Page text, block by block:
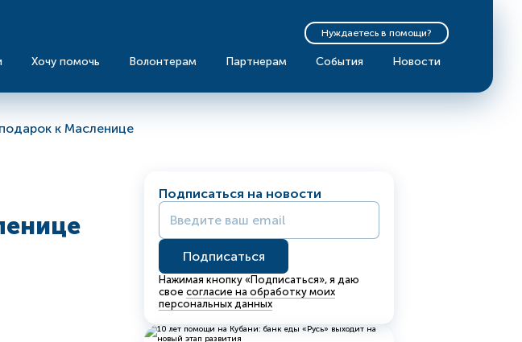
Нуждаетесь в помощи?
Хочу помочь Волонтерам Партнерам События Новости
к Масленице
Подписаться на новости
Нажимая кнопку «Подписаться», я даю
свое согласие на обработку моих
персональных данных